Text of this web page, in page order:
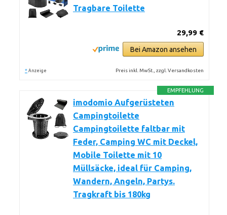
Tragbare Toilette
29,99 €
Bei Amazon ansehen
* Anzeige Preis inkl. MwSt., zzgl. Versandkosten
EMPFEHLUNG
imodomio Aufgerüsteten
Campingtoilette
Campingtoilette faltbar mit
Feder, Camping WC mit Deckel,
Mobile Toilette mit 10
Müllsäcke, ideal für Camping,
Wandern, Angeln, Partys.
Tragkraft bis 180kg